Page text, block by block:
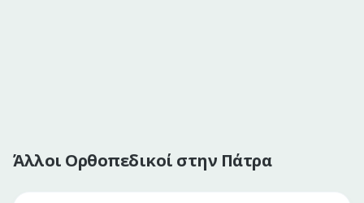
Άλλοι Ορθοπεδικοί στην Πάτρα